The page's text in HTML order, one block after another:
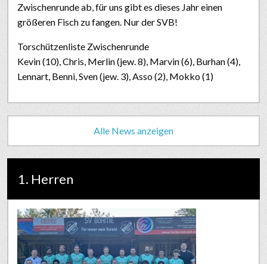
Zwischenrunde ab, für uns gibt es dieses Jahr einen
größeren Fisch zu fangen. Nur der SVB!
Torschützenliste Zwischenrunde
Kevin (10), Chris, Merlin (jew. 8), Marvin (6), Burhan (4),
Lennart, Benni, Sven (jew. 3), Asso (2), Mokko (1)
Alle News anzeigen
1. Herren